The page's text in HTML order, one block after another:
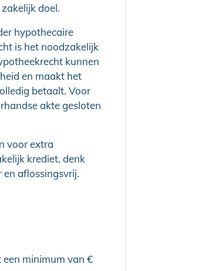
doel.
hypothecaire
is het noodzakelijk
kunnen
en maakt het
betaalt. Voor
akte gesloten
voor extra
krediet, denk
aflossingsvrij.
minimum van €